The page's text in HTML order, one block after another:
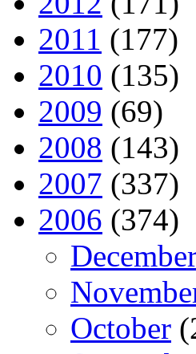
2011 (177)
2010 (135)
2009 (69)
2008 (143)
2007 (337)
2006 (374)
October